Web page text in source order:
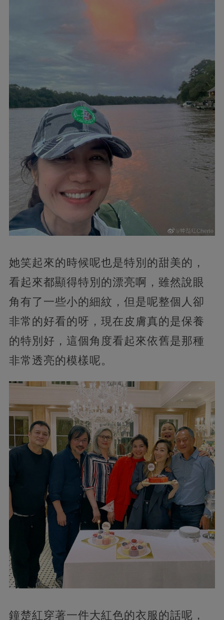
她笑起來的時候呢也是特別的甜美的，
看起來都顯得特別的漂亮啊，雖然說眼
角有了一些小的細紋，但是呢整個人卻
非常的好看的呀，現在皮膚真的是保養
的特別好，這個角度看起來依舊是那種
非常透亮的模樣呢。
鐘楚紅穿著一件大紅色的衣服的話呢，